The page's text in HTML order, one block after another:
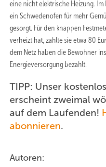
eine nicht elektrische Heizung. Im
ein Schwedenofen für mehr
gesorgt. Für den knappen
verheizt hat, zahlte sie etwa 80
dem Netz haben die Bewohner
Energieversorgung bezahlt.
TIPP: Unser
erscheint zweimal
auf dem Laufenden!
abonnieren.
Autoren: